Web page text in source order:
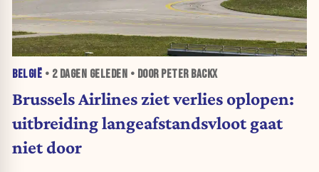
BELGIË • 2 DAGEN GELEDEN • DOOR PETER BACKX
Brussels Airlines ziet verlies oplopen:
uitbreiding langeafstandsvloot gaat
niet door